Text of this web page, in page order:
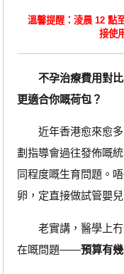
溫馨提醒：淩晨 12 點
接使
不孕治療費用對
更適合你嘅荷包？
近年香港愈來愈多
劃指導會過往發佈嘅
同程度嘅生育問題。
卵，定直接做試管嬰兒
老實講，醫學上冇
在嘅問題——預算有